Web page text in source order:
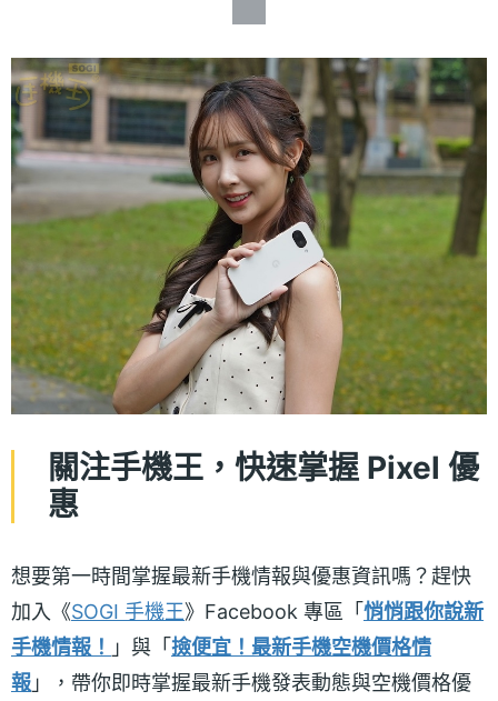
關注手機王，快速掌握 Pixel 優
惠
想要第一時間掌握最新手機情報與優惠資訊嗎？趕快
加入《SOGI 手機王》Facebook 專區「 悄悄跟你說新
手機情報！ 」與「 撿便宜！最新手機空機價格情
報 」，帶你即時掌握最新手機發表動態與空機價格優